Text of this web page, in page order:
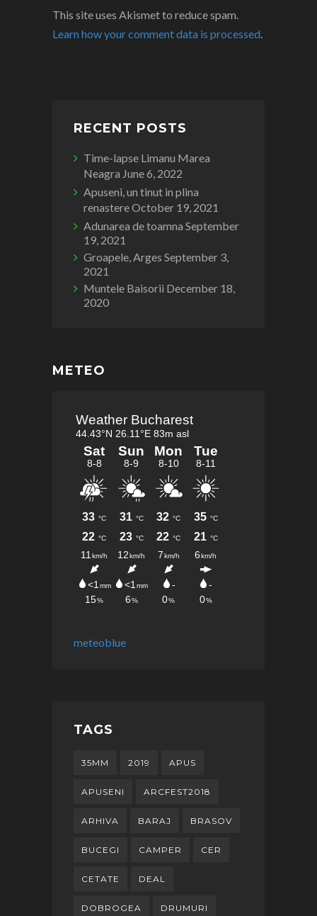
This site uses Akismet to reduce spam.
Learn how your comment data is processed.
RECENT POSTS
Time-lapse Limanu Marea
Neagra June 6, 2022
Apuseni, un tinut in plina
renastereOctober 19, 2021
Adunarea de toamna September
19, 2021
Groapele, Arges September 3,
2021
Muntele Baisorii December 18,
2020
METEO
meteoblue
TAGS
35MM 2019 APUS
APUSENI ARCFEST2018
ARHIVA BARAJ BRASOV
BUCEGI CAMPER CER
CETATE DEAL
DOBROGEA DRUMURI